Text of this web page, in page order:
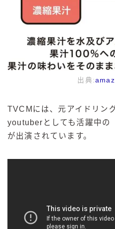
出典:
TVCMには、元アイドリン
youtuberとしても活躍中の
が出演されています。